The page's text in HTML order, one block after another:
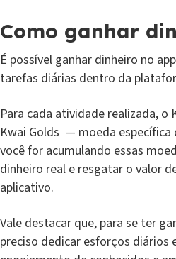
Como ganhar
É possível ganhar dinheiro no
tarefas diárias dentro da
Para cada atividade realizada, o
Kwai Golds — moeda
você for acumulando essas
dinheiro real e resgatar o valor
aplicativo.
Vale destacar que, para se ter
preciso dedicar esforços diários